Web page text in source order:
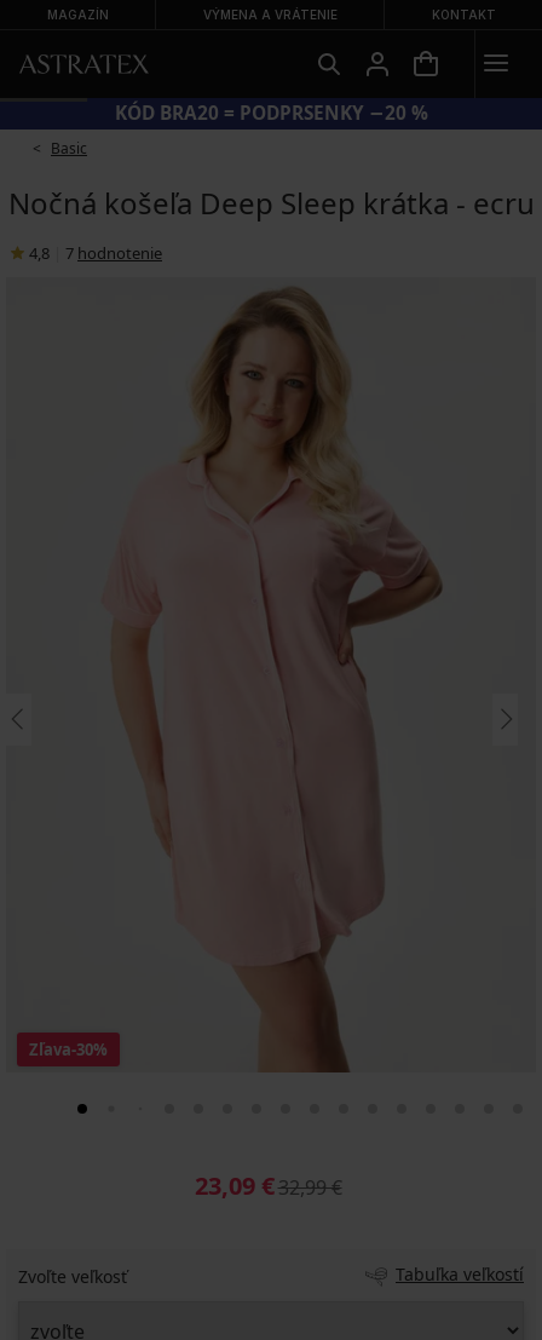
MAGAZÍN VÝMENA A VRÁTENIE KONTAKT
KÓD BRA20 = PODPRSENKY −20 %
Basic
Nočná košeľa Deep Sleep krátka - ecru
4,8 7 hodnotenie
Zľava-30%
23,09 €32,99 €
Zvoľte veľkosť Tabuľka veľkostí